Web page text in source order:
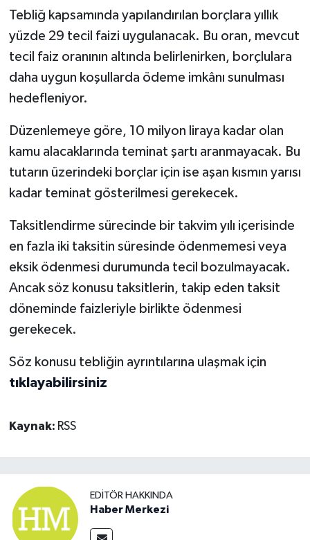
Tebliğ kapsamında yapılandırılan borçlara yıllık
yüzde 29 tecil faizi uygulanacak. Bu oran, mevcut
tecil faiz oranının altında belirlenirken, borçlulara
daha uygun koşullarda ödeme imkânı sunulması
hedefleniyor.
Düzenlemeye göre, 10 milyon liraya kadar olan
kamu alacaklarında teminat şartı aranmayacak. Bu
tutarın üzerindeki borçlar için ise aşan kısmın yarısı
kadar teminat gösterilmesi gerekecek.
Taksitlendirme sürecinde bir takvim yılı içerisinde
en fazla iki taksitin süresinde ödenmemesi veya
eksik ödenmesi durumunda tecil bozulmayacak.
Ancak söz konusu taksitlerin, takip eden taksit
döneminde faizleriyle birlikte ödenmesi
gerekecek.
Söz konusu tebliğin ayrıntılarına ulaşmak için
tıklayabilirsiniz
Kaynak: RSS
EDITÖR HAKKINDA
Haber Merkezi